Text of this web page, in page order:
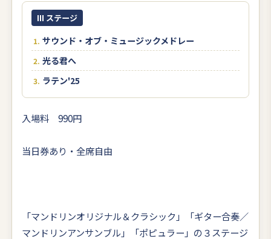
III ステージ
サウンド・オブ・ミュージックメドレー
光る君へ
ラテン'25
入場料 990円
当日券あり・全席自由
「マンドリンオリジナル＆クラシック」「ギター合奏／
マンドリンアンサンブル」「ポピュラー」の３ステージ